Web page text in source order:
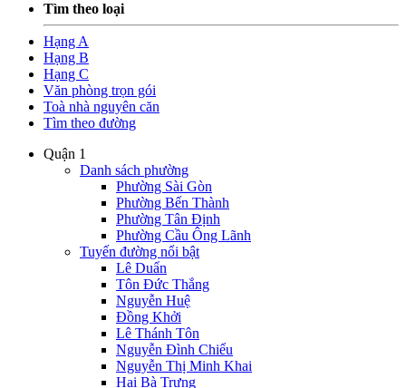
Tìm theo loại
Hạng A
Hạng B
Hạng C
Văn phòng trọn gói
Toà nhà nguyên căn
Tìm theo đường
Quận 1
Danh sách phường
Phường Sài Gòn
Phường Bến Thành
Phường Tân Định
Phường Cầu Ông Lãnh
Tuyến đường nổi bật
Lê Duẩn
Tôn Đức Thắng
Nguyễn Huệ
Đồng Khởi
Lê Thánh Tôn
Nguyễn Đình Chiểu
Nguyễn Thị Minh Khai
Hai Bà Trưng